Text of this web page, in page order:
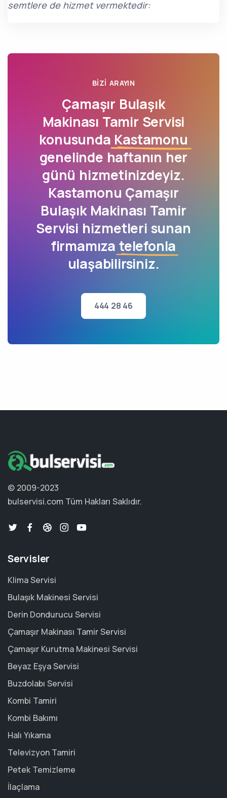
semtlere de hizmet vermektedir:
BIZI ARAYIN
Çamaşır Bulaşık
Makinası Tamir Servisi
konusunda Kastamonu
genelinde haftanın her
günü hizmetinizdeyiz.
Kastamonu Çamaşır
Bulaşık Makinası Tamir
Servisi hizmetleri sunan
firmamıza telefonla
ulaşabilirsiniz.
444 28 46
© 2009-2023
bulservisi.com Tüm Hakları Saklıdır.
Servisler
Klima Servisi
Bulaşık Makinesi Servisi
Derin Dondurucu Servisi
Çamaşır Makinası Tamir Servisi
Çamaşır Kurutma Makinesi Servisi
Beyaz Eşya Servisi
Buzdolabı Servisi
Kombi Tamiri
Kombi Bakımı
Halı Yıkama
Televizyon Tamiri
Petek Temizleme
İlaçlama